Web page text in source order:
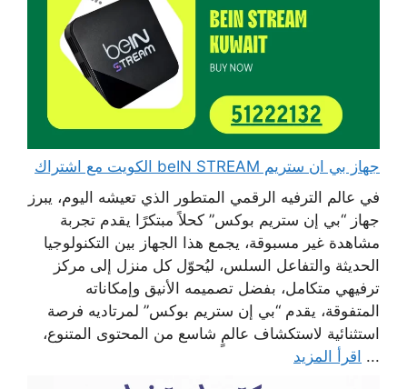
جهاز بي ان ستريم beIN STREAM الكويت مع اشتراك
في عالم الترفيه الرقمي المتطور الذي تعيشه اليوم، يبرز
جهاز “بي إن ستريم بوكس” كحلاً مبتكرًا يقدم تجربة
مشاهدة غير مسبوقة، يجمع هذا الجهاز بين التكنولوجيا
الحديثة والتفاعل السلس، ليُحوّل كل منزل إلى مركز
ترفيهي متكامل، بفضل تصميمه الأنيق وإمكاناته
المتفوقة، يقدم “بي إن ستريم بوكس” لمرتاديه فرصة
استثنائية لاستكشاف عالمٍ شاسع من المحتوى المتنوع،
... اقرأ المزيد